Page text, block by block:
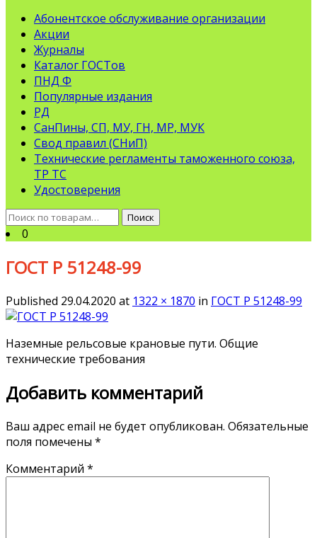
Абонентское обслуживание организации
Акции
Журналы
Каталог ГОСТов
ПНД Ф
Популярные издания
РД
СанПины, СП, МУ, ГН, МР, МУК
Свод правил (СНиП)
Технические регламенты таможенного союза,
ТР ТС
Удостоверения
Искать:
Поиск
0
ГОСТ Р 51248-99
Published 29.04.2020 at 1322 × 1870 in ГОСТ Р 51248-99
Наземные рельсовые крановые пути. Общие
технические требования
Добавить комментарий
Ваш адрес email не будет опубликован. Обязательные
поля помечены *
Комментарий *